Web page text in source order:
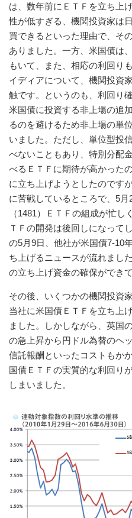
は、数年前にＥＴＦを立ち上
性が低すぎる、機関投資家は
買できるといった理由で、そ
ありました。一方、米国債は
もいて、また、相応の利回り
イディアについて、機関投資
触です。というのも、利回り
米国債に投資する非上場の追
るのを避けるため非上場の単
いました。ただし、単位型投
べないこともあり、特別分配
べるＥＴＦに期待が高かった
に立ち上げようとしたのです
に苦戦しているところで、5
（1481）ＥＴＦの組成が忙し
ＴＦの開発は後回しになって
の5月9日、他社が米国債7-10
ち上げるニュースが流れまし
の立ち上げ資金の確保ができ
その後、いくつかの機関投資
当社に米国債ＥＴＦを立ち上
ました。しかしながら、英国
の急上昇から円ドル為替のヘ
信託報酬といったコストもか
国債ＥＴＦの実質的な利回り
しまいました。